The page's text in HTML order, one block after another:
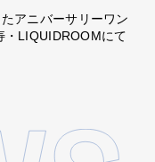
アニバーサリーワン
・LIQUIDROOMにて